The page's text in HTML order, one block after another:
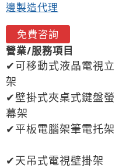
邊製造代理
免費咨詢
營業/服務項目
可移動式液晶電視立
架
壁掛式夾桌式鍵盤螢
幕架
平板電腦架筆電托架
天吊式電視壁掛架